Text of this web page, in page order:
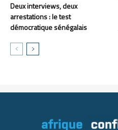
Deux interviews, deux
arrestations : le test
démocratique sénégalais